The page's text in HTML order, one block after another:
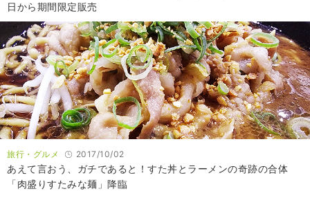
日から期間限定販売
旅行・グルメ 2017/10/02
あえて言おう、ガチであると！すた丼とラーメンの奇跡の合体
「肉盛りすたみな麺」降臨